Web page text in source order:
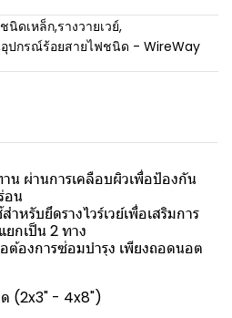
นิดเหล็ก,รางวายเวย์,
อุปกรณ์ร้อยสายไฟชนิด - WireWay
ผ่านการเคลือบผิวเพื่อป้องกัน
อน
หรับยึดรางไวร์เวย์เพื่อเสริมการ
กเป็น 2 ทาง
ต้องการซ่อมบำรุง เพียงถอดนอต
ด (2x3" - 4x8")